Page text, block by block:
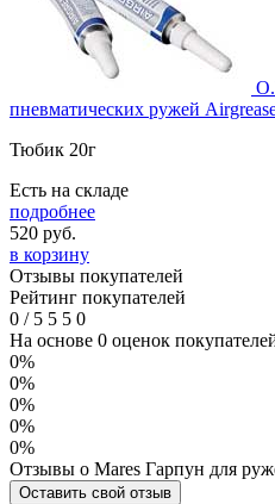
пневматических ружей
Тюбик 20г
Есть на складе
подробнее
520 руб.
в корзину
Отзывы покупателей
Рейтинг покупателей
0 /5 5 5 0
На основе 0 оценок
0%
0%
0%
0%
0%
Отзывы о Mares Гарпун для
Оставить свой отзыв